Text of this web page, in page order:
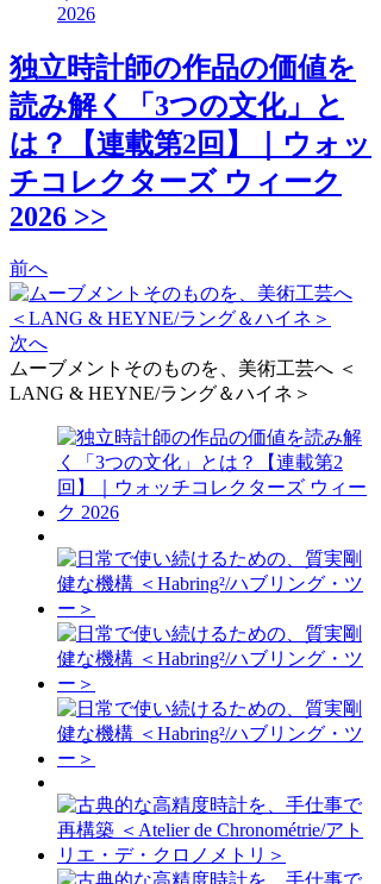
2026
独立時計師の作品の価値を
読み解く「3つの文化」と
は？【連載第2回】｜ウォッ
チコレクターズ ウィーク
2026 >>
前へ
次へ
ムーブメントそのものを、美術工芸へ ＜
LANG & HEYNE/ラング＆ハイネ＞